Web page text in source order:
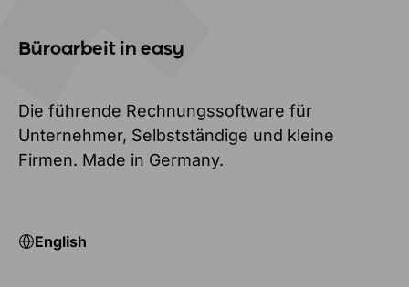
Büroarbeit in easy
Die führende Rechnungssoftware für
Unternehmer, Selbstständige und kleine
Firmen. Made in Germany.
English